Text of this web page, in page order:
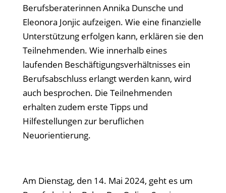
Berufsberaterinnen Annika Dunsche und
Eleonora Jonjic aufzeigen. Wie eine finanzielle
Unterstützung erfolgen kann, erklären sie den
Teilnehmenden. Wie innerhalb eines
laufenden Beschäftigungsverhältnisses ein
Berufsabschluss erlangt werden kann, wird
auch besprochen. Die Teilnehmenden
erhalten zudem erste Tipps und
Hilfestellungen zur beruflichen
Neuorientierung.
Am Dienstag, den 14. Mai 2024, geht es um